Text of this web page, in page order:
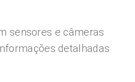
sensores e câmeras
detalhadas